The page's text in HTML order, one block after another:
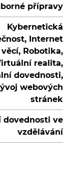
přípravy
Kybernetická
Internet
věcí, Robotika,
realita,
dovednosti,
webových
stránek
dovednosti ve
vzdělávání